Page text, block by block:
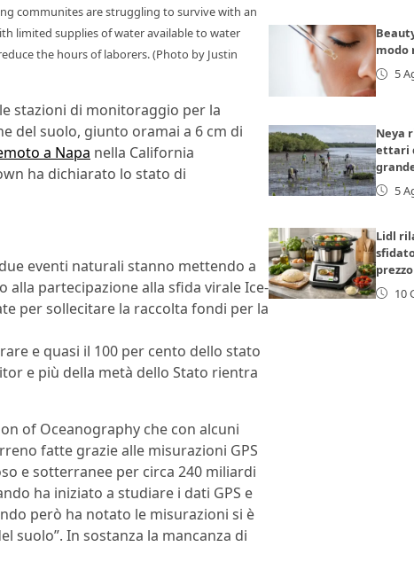
communites are struggling to survive with an
limited supplies of water available to water
the hours of laborers. (Photo by Justin
stazioni di monitoraggio per la
del suolo, giunto oramai a 6 cm di
a Napa nella California
ha dichiarato lo stato di
eventi naturali stanno mettendo a
partecipazione alla sfida virale Ice-
per sollecitare la raccolta fondi per la
e quasi il 100 per cento dello stato
e più della metà dello Stato rientra
of Oceanography che con alcuni
fatte grazie alle misurazioni GPS
e sotterranee per circa 240 miliardi
ha iniziato a studiare i dati GPS e
però ha notato le misurazioni si è
suolo”. In sostanza la mancanza di
modo
5
Neya
ettari
5
Lidl
10